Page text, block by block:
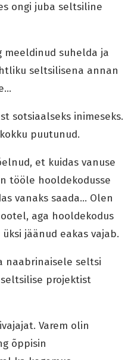
ongi juba seltsiline
meeldinud suhelda ja
seltsilisena annan
sotsiaalseks inimeseks.
puutunud.
et kuidas vanuse
tööle hooldekodusse
vanaks saada… Olen
aga hooldekodus
jäänud eakas vajab.
naabrinaisele seltsi
projektist
Varem olin
õppisin